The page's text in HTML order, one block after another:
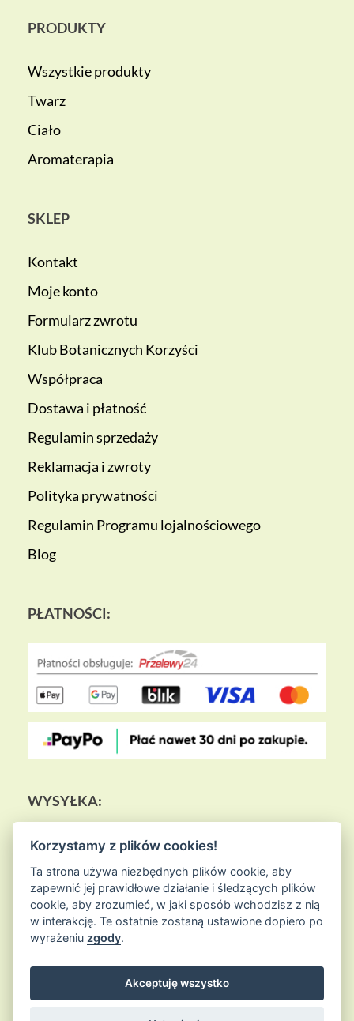
PRODUKTY
Wszystkie produkty
Twarz
Ciało
Aromaterapia
SKLEP
Kontakt
Moje konto
Formularz zwrotu
Klub Botanicznych Korzyści
Współpraca
Dostawa i płatność
Regulamin sprzedaży
Reklamacja i zwroty
Polityka prywatności
Regulamin Programu lojalnościowego
Blog
PŁATNOŚCI:
WYSYŁKA:
© 2026Sklep Ziołowa Wyspais proudly powered by
Korzystamy z plików cookies!
Ta strona używa niezbędnych plików cookie, aby
zapewnić jej prawidłowe działanie i śledzących plików
cookie, aby zrozumieć, w jaki sposób wchodzisz z nią
w interakcję. Te ostatnie zostaną ustawione dopiero po
wyrażeniu zgody.
Akceptuję wszystko